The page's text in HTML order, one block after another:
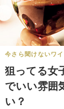
今さら聞けないワ
狙ってる女
でいい雰囲
い？